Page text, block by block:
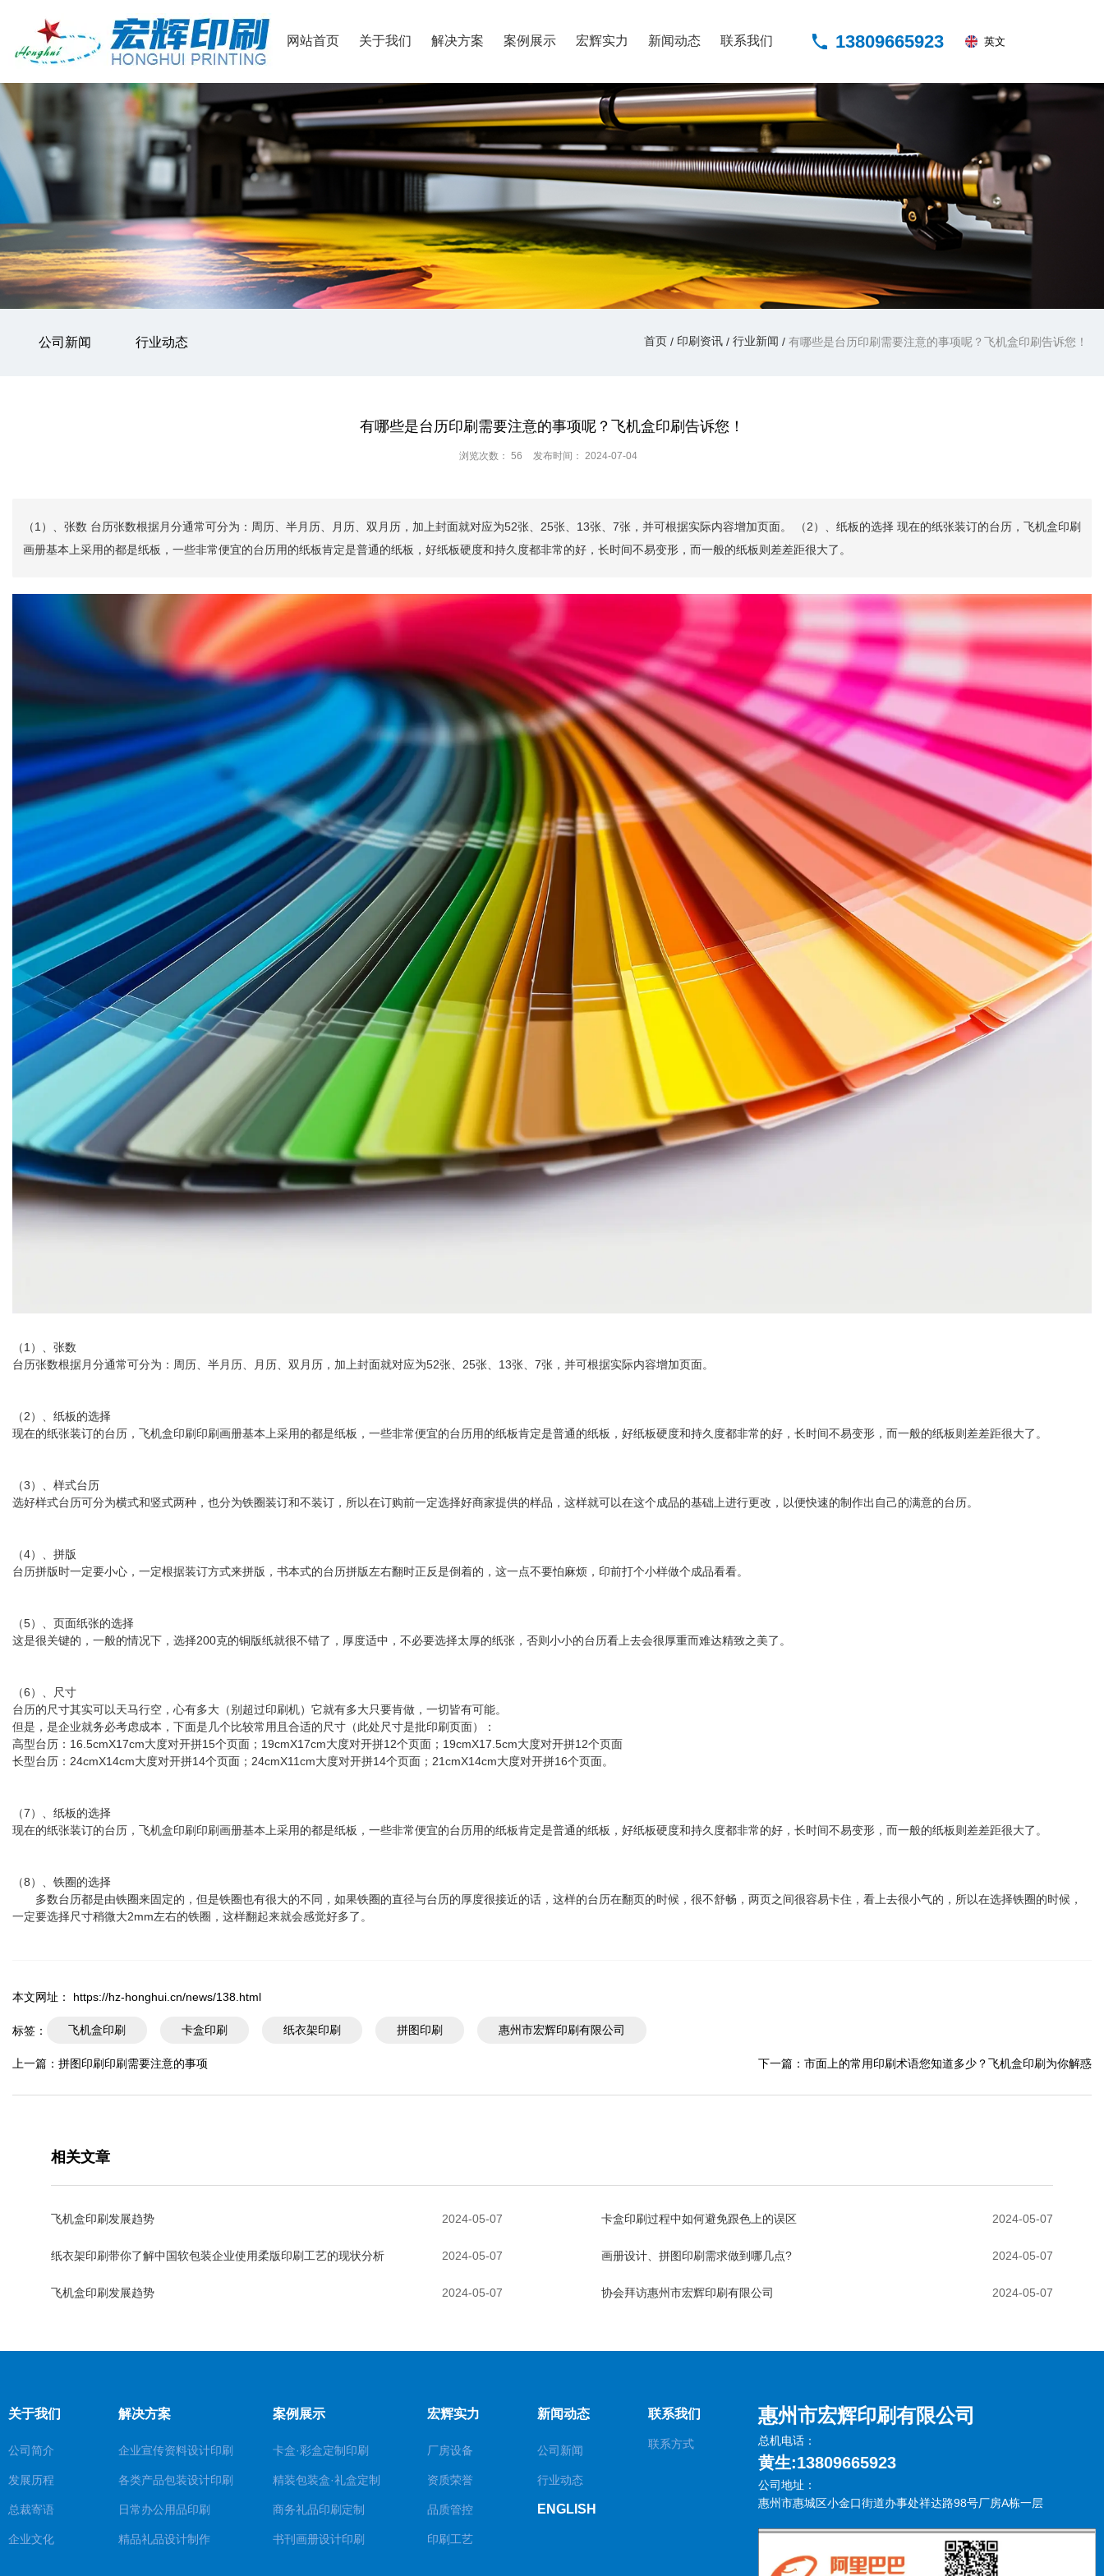
产品中心
首页 印刷资讯 /行业新闻 /有哪些是台历印刷需要注意的事项呢？飞机盒印刷告诉您！
网站首页 关于我们 解决方案 案例展示 宏辉实力 新闻动态 联系我们 13809665923 英文
网站首页 关于我们
宏辉实力 新闻动态 联系我们 清源实业
印刷资讯
公司新闻 行业动态 首页 / 印刷资讯 / 行业新闻 / 有哪些是台历印刷需要注意的事项呢？飞机盒印刷告诉您！
有哪些是台历印刷需要注意的事项呢？飞机盒印刷告诉您！
浏览次数： 56 发布时间： 2024-07-04
（1）、张数 台历张数根据月分通常可分为：周历、半月历、月历、双月历，加上封面就对应为52张、25张、13张、7张，并可根据实际内容增加页面。 （2）、纸板的选择 现在的纸张装订的台历，飞机盒印刷
画册基本上采用的都是纸板，一些非常便宜的台历用的纸板肯定是普通的纸板，好纸板硬度和持久度都非常的好，长时间不易变形，而一般的纸板则差差距很大了。
（1）、张数
台历张数根据月分通常可分为：周历、半月历、月历、双月历，加上封面就对应为52张、25张、13张、7张，并可根据实际内容增加页面。
（2）、纸板的选择
现在的纸张装订的台历，飞机盒印刷印刷画册基本上采用的都是纸板，一些非常便宜的台历用的纸板肯定是普通的纸板，好纸板硬度和持久度都非常的好，长时间不易变形，而一般的纸板则差差距很大了。
（3）、样式台历
选好样式台历可分为横式和竖式两种，也分为铁圈装订和不装订，所以在订购前一定选择好商家提供的样品，这样就可以在这个成品的基础上进行更改，以便快速的制作出自己的满意的台历。
（4）、拼版
台历拼版时一定要小心，一定根据装订方式来拼版，书本式的台历拼版左右翻时正反是倒着的，这一点不要怕麻烦，印前打个小样做个成品看看。
（5）、页面纸张的选择
这是很关键的，一般的情况下，选择200克的铜版纸就很不错了，厚度适中，不必要选择太厚的纸张，否则小小的台历看上去会很厚重而难达精致之美了。
（6）、尺寸
台历的尺寸其实可以天马行空，心有多大（别超过印刷机）它就有多大只要肯做，一切皆有可能。
但是，是企业就务必考虑成本，下面是几个比较常用且合适的尺寸（此处尺寸是批印刷页面）：
高型台历：16.5cmX17cm大度对开拼15个页面；19cmX17cm大度对开拼12个页面；19cmX17.5cm大度对开拼12个页面
长型台历：24cmX14cm大度对开拼14个页面；24cmX11cm大度对开拼14个页面；21cmX14cm大度对开拼16个页面。
（7）、纸板的选择
现在的纸张装订的台历，飞机盒印刷印刷画册基本上采用的都是纸板，一些非常便宜的台历用的纸板肯定是普通的纸板，好纸板硬度和持久度都非常的好，长时间不易变形，而一般的纸板则差差距很大了。
（8）、铁圈的选择
多数台历都是由铁圈来固定的，但是铁圈也有很大的不同，如果铁圈的直径与台历的厚度很接近的话，这样的台历在翻页的时候，很不舒畅，两页之间很容易卡住，看上去很小气的，所以在选择铁圈的时候，
一定要选择尺寸稍微大2mm左右的铁圈，这样翻起来就会感觉好多了。
本文网址： https://hz-honghui.cn/news/138.html
标签： 飞机盒印刷 卡盒印刷 纸衣架印刷 拼图印刷 惠州市宏辉印刷有限公司
上一篇： 拼图印刷印刷需要注意的事项 下一篇： 市面上的常用印刷术语您知道多少？飞机盒印刷为你解惑
相关文章
2024-05-07
飞机盒印刷发展趋势 2024-05-07
卡盒印刷过程中如何避免跟色上的误区
2024-05-07
纸衣架印刷带你了解中国软包装企业使用柔版印刷工艺的现状分析 2024-05-07
画册设计、拼图印刷需求做到哪几点?
2024-05-07
飞机盒印刷发展趋势 2024-05-07
协会拜访惠州市宏辉印刷有限公司
关于我们
公司简介
发展历程
总裁寄语
企业文化
解决方案
企业宣传资料设计印刷
各类产品包装设计印刷
日常办公用品印刷
精品礼品设计制作
案例展示
卡盒·彩盒定制印刷
精装包装盒·礼盒定制
商务礼品印刷定制
书刊画册设计印刷
宏辉实力
厂房设备
资质荣誉
品质管控
印刷工艺
新闻动态
公司新闻
行业动态
ENGLISH
联系我们
联系方式
惠州市宏辉印刷有限公司
总机电话：
黄生:13809665923
公司地址：
惠州市惠城区小金口街道办事处祥达路98号厂房A栋一层